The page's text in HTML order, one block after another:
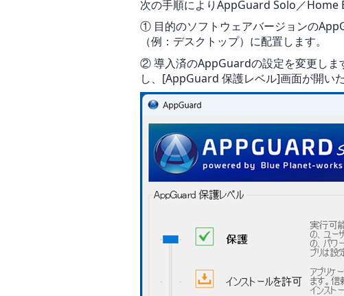
次の手順によりAppGuard Solo／Home
① 目的のソフトウェアバージョンの
（例：デスクトップ）に配置します。
② 導入済のAppGuardの設定を変更しま
し、[AppGuard 保護レベル]画面が開い